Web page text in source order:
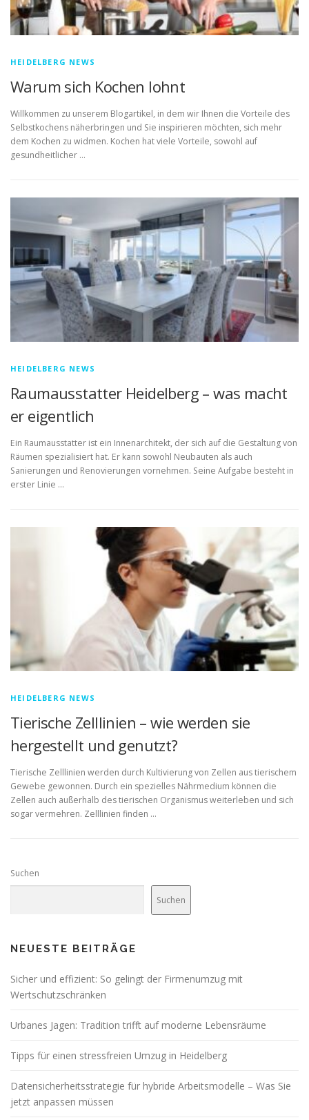
HEIDELBERG NEWS
Warum sich Kochen lohnt
Willkommen zu unserem Blogartikel, in dem wir Ihnen die Vorteile des
Selbstkochens näherbringen und Sie inspirieren möchten, sich mehr
dem Kochen zu widmen. Kochen hat viele Vorteile, sowohl auf
gesundheitlicher …
HEIDELBERG NEWS
Raumausstatter Heidelberg – was macht
er eigentlich
Ein Raumausstatter ist ein Innenarchitekt, der sich auf die Gestaltung von
Räumen spezialisiert hat. Er kann sowohl Neubauten als auch
Sanierungen und Renovierungen vornehmen. Seine Aufgabe besteht in
erster Linie …
HEIDELBERG NEWS
Tierische Zelllinien – wie werden sie
hergestellt und genutzt?
Tierische Zelllinien werden durch Kultivierung von Zellen aus tierischem
Gewebe gewonnen. Durch ein spezielles Nährmedium können die
Zellen auch außerhalb des tierischen Organismus weiterleben und sich
sogar vermehren. Zelllinien finden …
Suchen
Suchen
NEUESTE BEITRÄGE
Sicher und effizient: So gelingt der Firmenumzug mit
Wertschutzschränken
Urbanes Jagen: Tradition trifft auf moderne Lebensräume
Tipps für einen stressfreien Umzug in Heidelberg
Datensicherheitsstrategie für hybride Arbeitsmodelle – Was Sie
jetzt anpassen müssen